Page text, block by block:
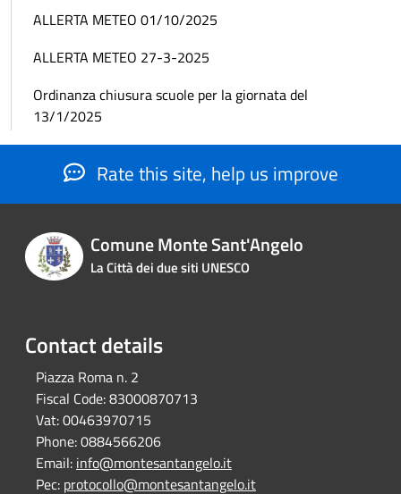
ALLERTA METEO 01/10/2025
ALLERTA METEO 27-3-2025
Ordinanza chiusura scuole per la giornata del
13/1/2025
Rate this site, help us improve
Comune Monte Sant'Angelo
La Città dei due siti UNESCO
Contact details
Piazza Roma n. 2
Fiscal Code:83000870713
Vat:00463970715
Phone:0884566206
Email: info@montesantangelo.it
Pec: protocollo@montesantangelo.it